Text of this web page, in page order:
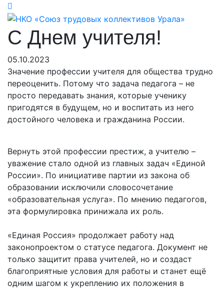
С Днем учителя!
05.10.2023
Значение профессии учителя для общества трудно
переоценить. Потому что задача педагога – не
просто передавать знания, которые ученику
пригодятся в будущем, но и воспитать из него
достойного человека и гражданина России.
Вернуть этой профессии престиж, а учителю –
уважение стало одной из главных задач «Единой
России». По инициативе партии из закона об
образовании исключили словосочетание
«образовательная услуга». По мнению педагогов,
эта формулировка принижала их роль.
«Единая Россия» продолжает работу над
законопроектом о статусе педагога. Документ не
только защитит права учителей, но и создаст
благоприятные условия для работы и станет ещё
одним шагом к укреплению их положения в